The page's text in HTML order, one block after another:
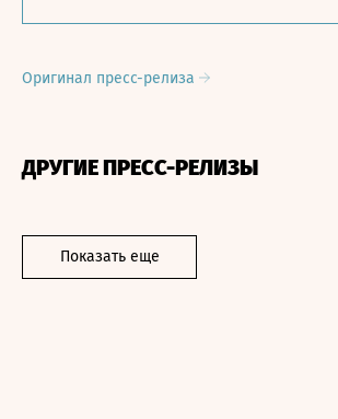
Оригинал пресс-релиза
ДРУГИЕ ПРЕСС-РЕЛИЗЫ
Показать еще